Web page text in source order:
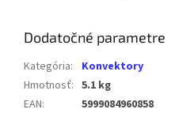
Dodatočné parametre
Kategória:
Konvektory
Hmotnosť: 5.1 kg
EAN: 5999084960858